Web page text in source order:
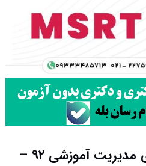
دانلود سوالات دکتری مدیریت آموزشی ۹۲ –